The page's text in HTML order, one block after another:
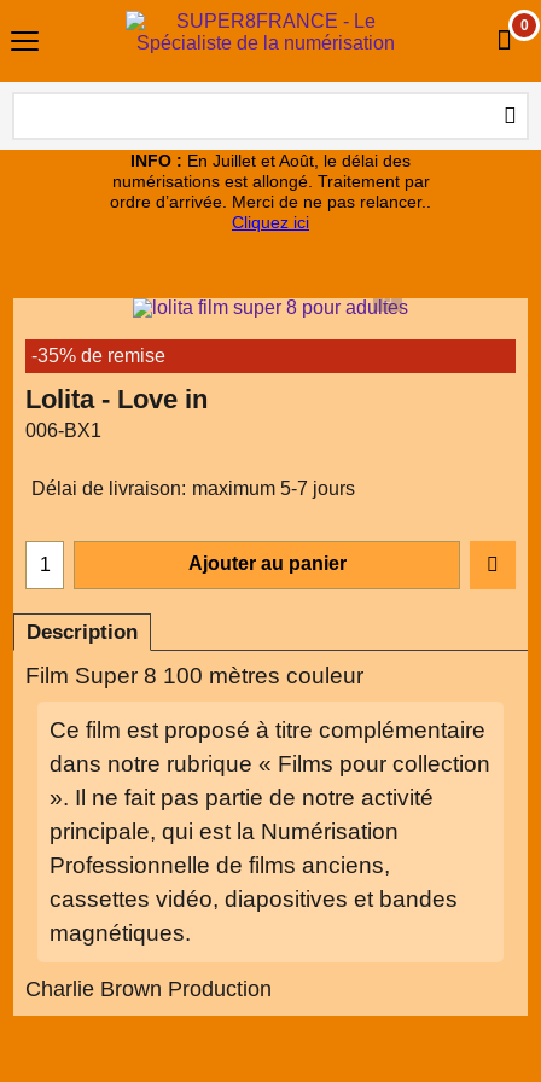
0
INFO : En Juillet et Août, le délai des
numérisations est allongé. Traitement par
ordre d’arrivée. Merci de ne pas relancer..
Cliquez ici
-35% de remise
Lolita - Love in
006-BX1
Délai de livraison: maximum 5-7 jours
Ajouter au panier
Description
Film Super 8 100 mètres couleur
Ce film est proposé à titre complémentaire
dans notre rubrique « Films pour collection
». Il ne fait pas partie de notre activité
principale, qui est la Numérisation
Professionnelle de films anciens,
cassettes vidéo, diapositives et bandes
magnétiques.
Charlie Brown Production